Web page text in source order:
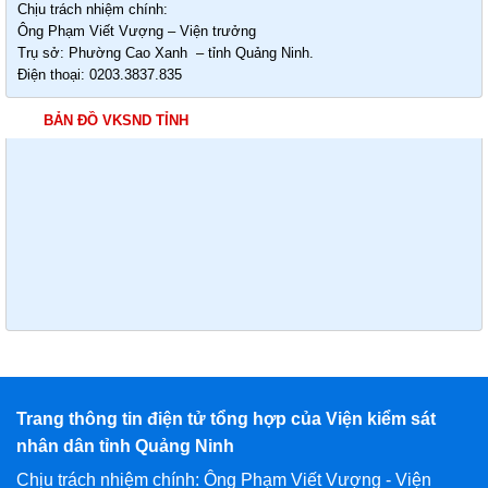
Chịu trách nhiệm chính:
Ông Phạm Viết Vượng – Viện trưởng
Trụ sở: Phường Cao Xanh – tỉnh Quảng Ninh.
Điện thoại: 0203.3837.835
BẢN ĐỒ VKSND TỈNH
Trang thông tin điện tử tổng hợp của Viện kiểm sát
nhân dân tỉnh Quảng Ninh
Chịu trách nhiệm chính: Ông Phạm Viết Vượng - Viện